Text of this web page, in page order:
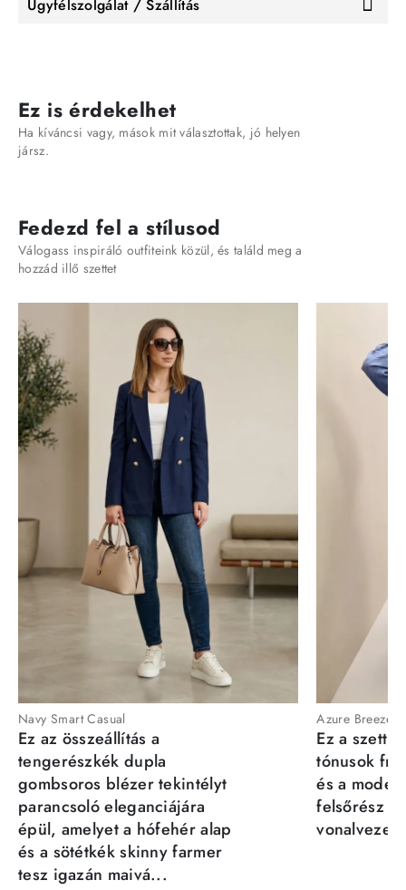
Ügyfélszolgálat / Szállítás
Ez is érdekelhet
Ha kíváncsi vagy, mások mit választottak, jó helyen
jársz.
Fedezd fel a stílusod
Válogass inspiráló outfiteink közül, és találd meg a
hozzád illő szettet
Navy Smart Casual
Ez az összeállítás a
tengerészkék dupla
gombsoros blézer tekintélyt
parancsoló eleganciájára
épül, amelyet a hófehér alap
és a sötétkék skinny farmer
tesz igazán maivá...
Azure Breeze
Ez a szett
tónusok
és a
felsőrész